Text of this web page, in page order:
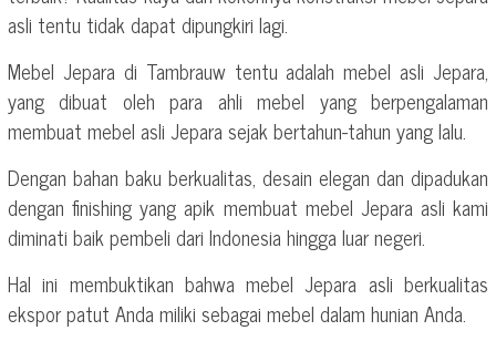
asli tentu tidak dapat dipungkiri lagi.
Mebel Jepara di Tambrauw tentu adalah mebel asli Jepara,
yang dibuat oleh para ahli mebel yang berpengalaman
membuat mebel asli Jepara sejak bertahun-tahun yang lalu.
Dengan bahan baku berkualitas, desain elegan dan dipadukan
dengan finishing yang apik membuat mebel Jepara asli kami
diminati baik pembeli dari Indonesia hingga luar negeri.
Hal ini membuktikan bahwa mebel Jepara asli berkualitas
ekspor patut Anda miliki sebagai mebel dalam hunian Anda.